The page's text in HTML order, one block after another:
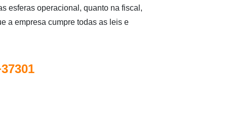
esferas operacional, quanto na fiscal,
a empresa cumpre todas as leis e